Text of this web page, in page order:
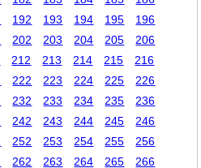
192 193 194 195
196
202 203 204 205
206
212 213 214 215
216
222 223 224 225
226
232 233 234 235
236
242 243 244 245
246
252 253 254 255
256
262 263 264 265 266